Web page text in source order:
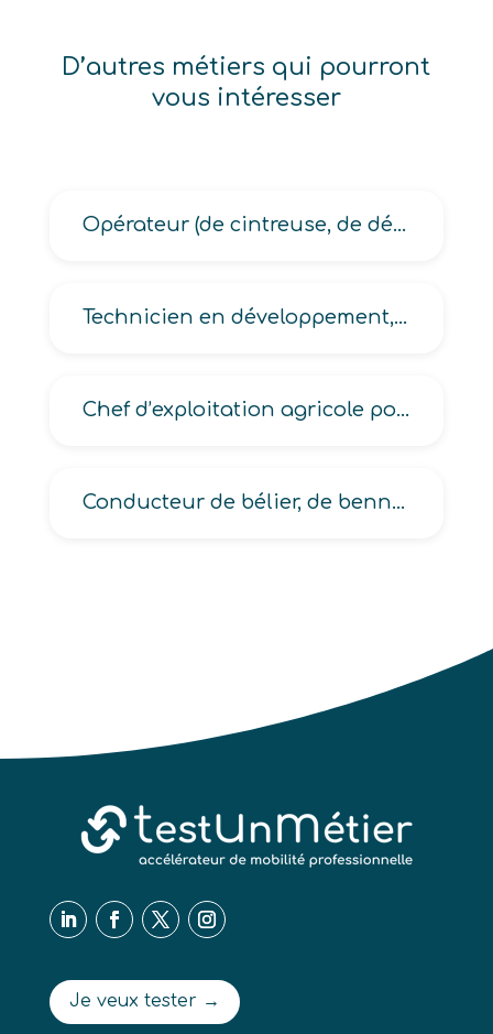
D’autres métiers qui pourront
vous intéresser
Opérateur (de cintreuse, de découpe en métallurgie, de plieuse, de redresseur, de rouleuse, planeuse)
Technicien en développement, en développement de procédés, en expérimentation animale, en expérimentation végétale
Chef d’exploitation agricole porcine
Conducteur de bélier, de benne, de bouteur, de brise-roches, de bulldozer, de câble lasso, de chargeur à chenilles
Je veux tester →